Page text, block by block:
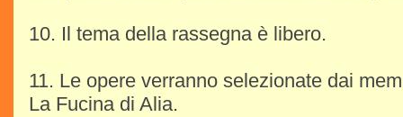
10. Il tema della rassegna è libero.
11. Le opere verranno selezionate dai
La Fucina di Alia.